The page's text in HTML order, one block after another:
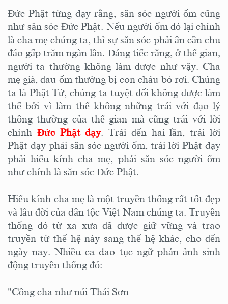
Đức Phật từng dạy rằng, săn sóc người ốm cũng
như săn sóc Đức Phật. Nếu người ốm đó lại chính
là cha mẹ chúng ta, thì sự săn sóc phải ân cần chu
đáo gấp trăm ngàn lần. Đáng tiếc rằng, ở thế gian,
người ta thường không làm được như vậy. Cha
mẹ già, đau ốm thường bị con cháu bỏ rơi. Chúng
ta là Phật Tử, chúng ta tuyệt đối không được làm
thế bởi vì làm thế không những trái với đạo lý
thông thường của thế gian mà cũng trái với lời
chính Đức Phật dạy. Trái đến hai lần, trái lời
Phật dạy phải săn sóc người ốm, trái lời Phật dạy
phải hiếu kính cha mẹ, phải săn sóc người ốm
như chính là săn sóc Đức Phật.
Hiếu kính cha mẹ là một truyền thống rất tốt đẹp
và lâu đời của dân tộc Việt Nam chúng ta. Truyền
thống đó từ xa xưa đã được giữ vững và trao
truyền từ thế hệ này sang thế hệ khác, cho đến
ngày nay. Nhiều ca dao tục ngữ phản ảnh sinh
động truyền thống đó:
"Công cha như núi Thái Sơn